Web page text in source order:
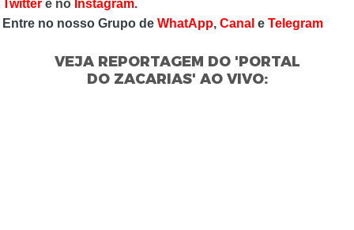
Twitter e no Instagram.
Entre no nosso Grupo deWhatApp,Canal eTelegram
VEJA REPORTAGEM DO 'PORTAL
DO ZACARIAS' AO VIVO: